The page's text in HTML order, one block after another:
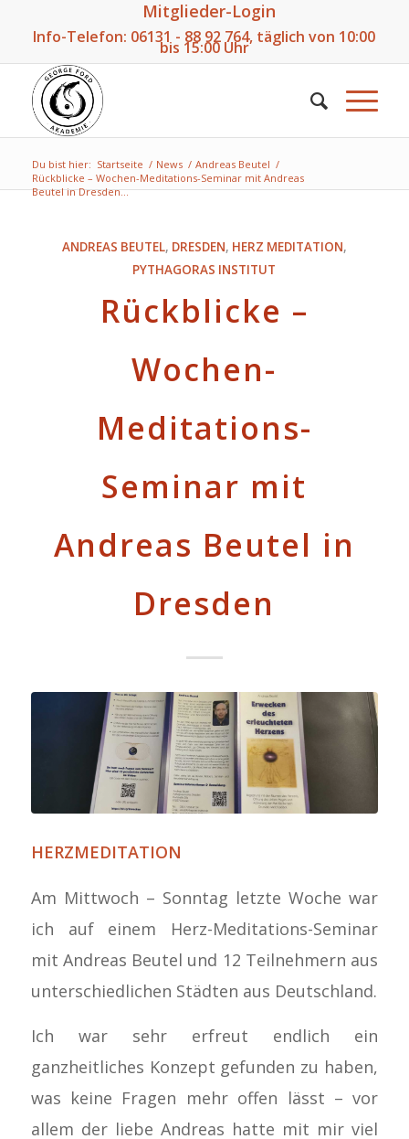
Mitglieder-Login
Info-Telefon: 06131 - 88 92 764, täglich von 10:00
bis 15:00 Uhr
Du bist hier: Startseite / News / Andreas Beutel /
Rückblicke – Wochen-Meditations-Seminar mit Andreas
Beutel in Dresden...
ANDREAS BEUTEL, DRESDEN, HERZ MEDITATION,
PYTHAGORAS INSTITUT
Rückblicke –
Wochen-
Meditations-
Seminar mit
Andreas Beutel in
Dresden
HERZMEDITATION
Am Mittwoch – Sonntag letzte Woche war
ich auf einem Herz-Meditations-Seminar
mit Andreas Beutel und 12 Teilnehmern aus
unterschiedlichen Städten aus Deutschland.
Ich war sehr erfreut endlich ein
ganzheitliches Konzept gefunden zu haben,
was keine Fragen mehr offen lässt – vor
allem der liebe Andreas hatte mit mir viel